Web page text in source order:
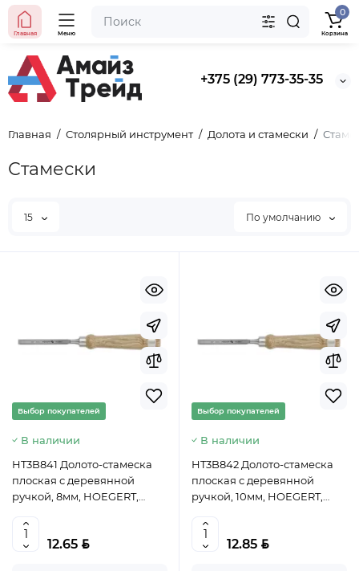
+375 (29) 773-35-35
Главная Меню
0
Корзина
Главная Столярный инструмент Долота и стамески
Стамески
15 По умолчанию
Выбор покупателей
В наличии
HT3B841 Долото-стамеска
плоская с деревянной
ручкой, 8мм, HOEGERT,
12.65 BYN
Выбор покупателей
В наличии
HT3B842 Долото-стамеска
плоская с деревянной
ручкой, 10мм, HOEGERT,
12.85 BYN